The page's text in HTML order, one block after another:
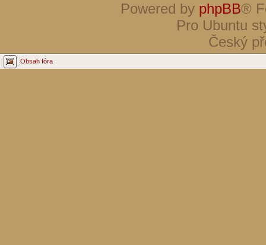
Powered by phpBB®
Pro Ubuntu
Český
Obsah fóra